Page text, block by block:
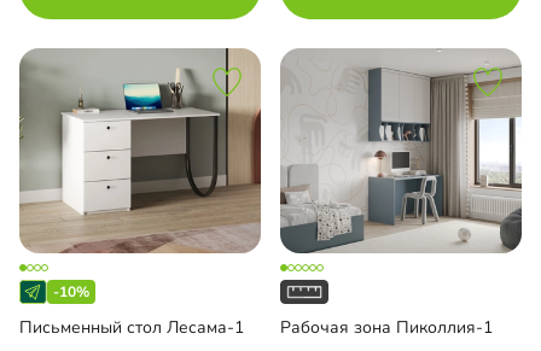
-10%
Письменный стол Лесама-1 Рабочая зона Пиколлия-1